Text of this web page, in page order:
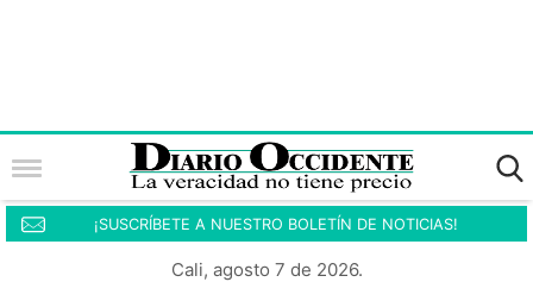
¡SUSCRÍBETE A NUESTRO BOLETÍN DE NOTICIAS!
Cali, agosto 7 de 2026.